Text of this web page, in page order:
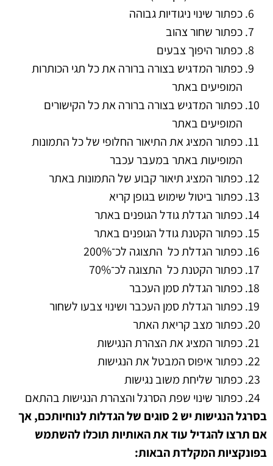
כפתור שינוי ניגודיות גבוהה
כפתור שחור צהוב
כפתור היפוך צבעים
כפתור המדגיש בצורה ברורה את כל תגי הכותרות
המופיעים באתר
כפתור המדגיש בצורה ברורה את כל הקישורים
המופיעים באתר
כפתור המציג את התיאור החלופי של כל התמונות
המופיעות באתר במעבר עכבר
כפתור המציג תיאור קבוע של התמונות באתר
כפתור ביטול שימוש בגופן קריא
כפתור הגדלת גודל הגופנים באתר
כפתור הקטנת גודל הגופנים באתר
כפתור הגדלת כל התצוגה לכ־200%
כפתור הקטנת כל התצוגה לכ־70%
כפתור הגדלת סמן העכבר
כפתור הגדלת סמן העכבר ושינוי צבעו לשחור
כפתור מצב קריאת האתר
כפתור המציג את הצהרת הנגישות
כפתור איפוס המבטל את הנגישות
כפתור שליחת משוב נגישות
כפתור שינוי שפת הסרגל והצהרת הנגישות בהתאם
בסרגל הנגישות יש2סוגים של הגדלות לנוחיותכם,אך
אם תרצו להגדיל עוד את האותיות תוכלו להשתמש
בפונקציות המקלדת הבאות: